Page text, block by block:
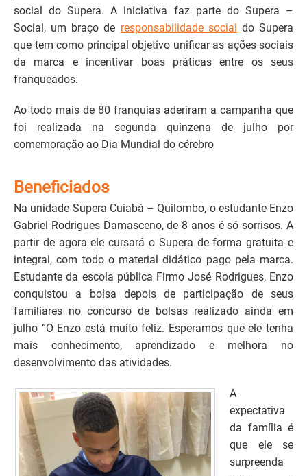
social do Supera. A iniciativa faz parte do Supera –
Social, um braço de responsabilidade social
do Supera
que tem como principal objetivo unificar as ações sociais
da marca e incentivar boas práticas entre os seus
franqueados.
Ao todo mais de 80 franquias aderiram a campanha que
foi realizada na segunda quinzena de julho por
comemoração ao Dia Mundial do cérebro
Beneficiados
Na unidade Supera Cuiabá – Quilombo, o estudante Enzo
Gabriel Rodrigues Damasceno, de 8 anos é só sorrisos. A
partir de agora ele cursará o Supera de forma gratuita e
integral, com todo o material didático pago pela marca.
Estudante da escola pública Firmo José Rodrigues, Enzo
conquistou a bolsa depois de participação de seus
familiares no concurso de bolsas realizado ainda em
julho “O Enzo está muito feliz. Esperamos que ele tenha
mais conhecimento, aprendizado e melhora no
desenvolvimento das atividades.
A
expectativa
da família é
que ele se
surpreenda